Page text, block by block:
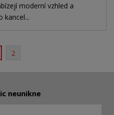
moderní vzhled a
kancel...
2
neunikne